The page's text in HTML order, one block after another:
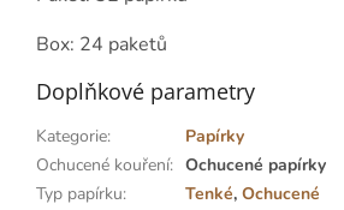
Box: 24 paketů
Doplňkové parametry
Kategorie:
Papírky
Ochucené kouření: Ochucené papírky
Typ papírku: Tenké, Ochucené